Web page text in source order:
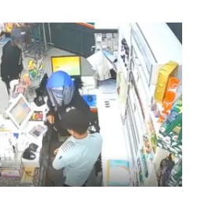
ราบดีอยู่แล้วว่าเป็นข้อตกลงก่อนหน้า
ทหารร